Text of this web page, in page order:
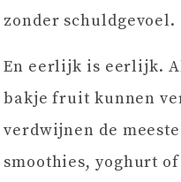
zonder schuldgevoel.
En eerlijk is eerlijk.
bakje fruit kunnen
verdwijnen de
smoothies, yoghurt